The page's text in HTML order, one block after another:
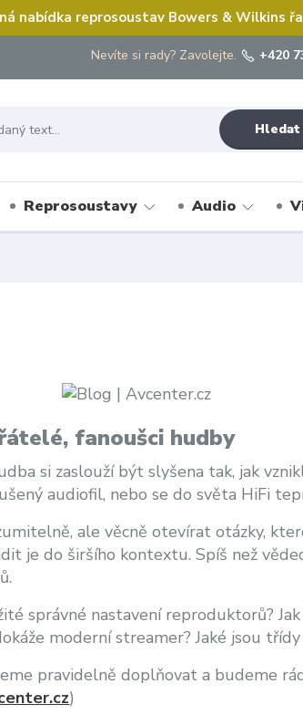
nabídka reprosoustav Bowers & Wilkins
Hledat
Nevíte si rady? Zavolejte. +420
Reprosoustavy Audio
fanoušci hudby
si zaslouží být slyšena tak, jak
audiofil, nebo se do světa HiFi
ale věcně otevírat otázky,
je do širšího kontextu. Spíš než
správné nastavení reproduktorů?
moderní streamer? Jaké jsou
pravidelně doplňovat a budeme
)